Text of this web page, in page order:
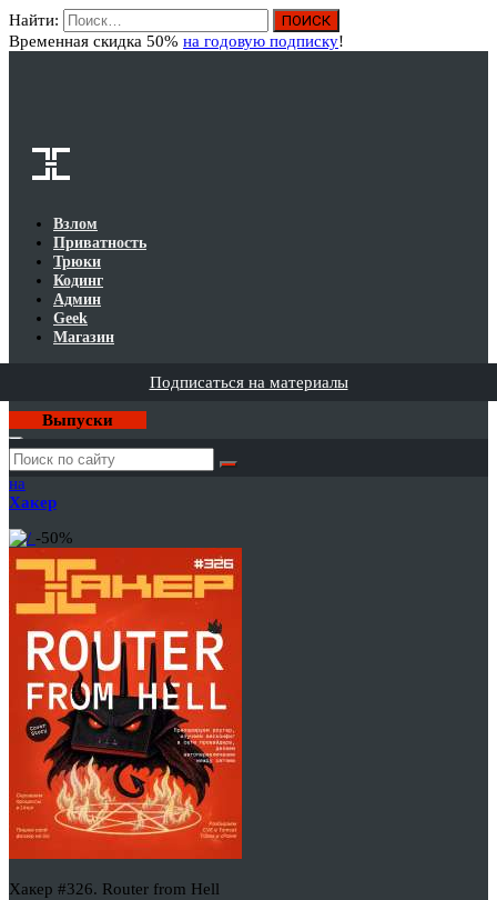
Найти:
Временная скидка 50% на годовую подписку!
Взлом
Приватность
Трюки
Кодинг
Админ
Geek
Магазин
Подписаться на материалы
Выпуски
Годовая
подписка
на
Хакер
-50%
Хакер #326. Router from Hell